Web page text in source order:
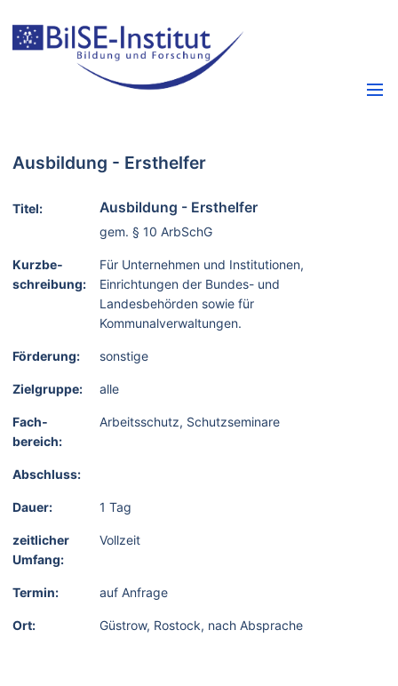
Ausbildung - Ersthelfer
Titel: Ausbildung - Ersthelfer
gem. § 10 ArbSchG
Kurzbe­
schreibung:
Für Unternehmen und Institutionen,
Einrichtungen der Bundes- und
Landesbehörden sowie für
Kommunalverwaltungen.
Förderung: sonstige
Zielgruppe: alle
Fach­
bereich:
Arbeitsschutz, Schutzseminare
Abschluss:
Dauer: 1 Tag
zeitlicher
Umfang:
Vollzeit
Termin: auf Anfrage
Ort: Güstrow, Rostock, nach Absprache